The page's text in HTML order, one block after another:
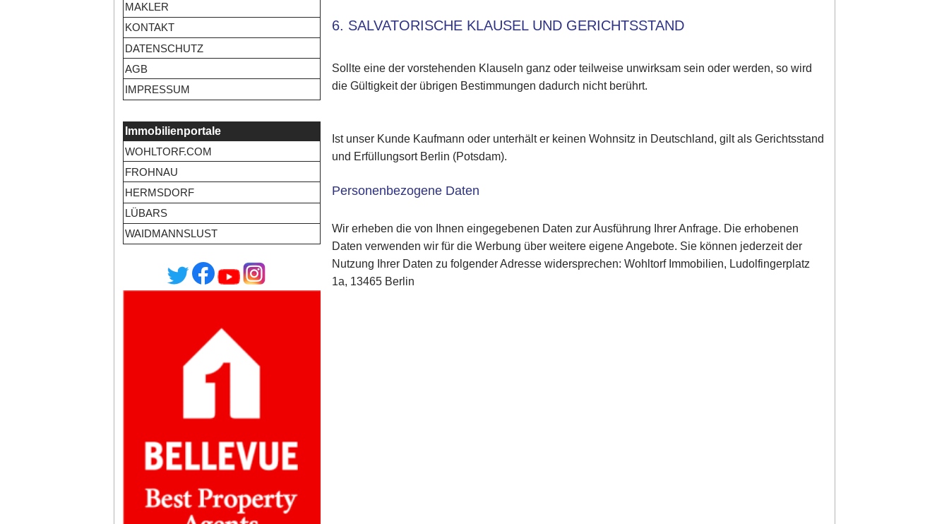
MAKLER
KONTAKT
DATENSCHUTZ
AGB
IMPRESSUM
Immobilienportale
WOHLTORF.COM
FROHNAU
HERMSDORF
LÜBARS
WAIDMANNSLUST
6. SALVATORISCHE KLAUSEL UND GERICHTSSTAND
Sollte eine der vorstehenden Klauseln ganz oder teilweise unwirksam sein oder werden, so wird
die Gültigkeit der übrigen Bestimmungen dadurch nicht berührt.
Ist unser Kunde Kaufmann oder unterhält er keinen Wohnsitz in Deutschland, gilt als Gerichtsstand
und Erfüllungsort Berlin (Potsdam).
Personenbezogene Daten
Wir erheben die von Ihnen eingegebenen Daten zur Ausführung Ihrer Anfrage. Die erhobenen
Daten verwenden wir für die Werbung über weitere eigene Angebote. Sie können jederzeit der
Nutzung Ihrer Daten zu folgender Adresse widersprechen: Wohltorf Immobilien, Ludolfingerplatz
1a, 13465 Berlin